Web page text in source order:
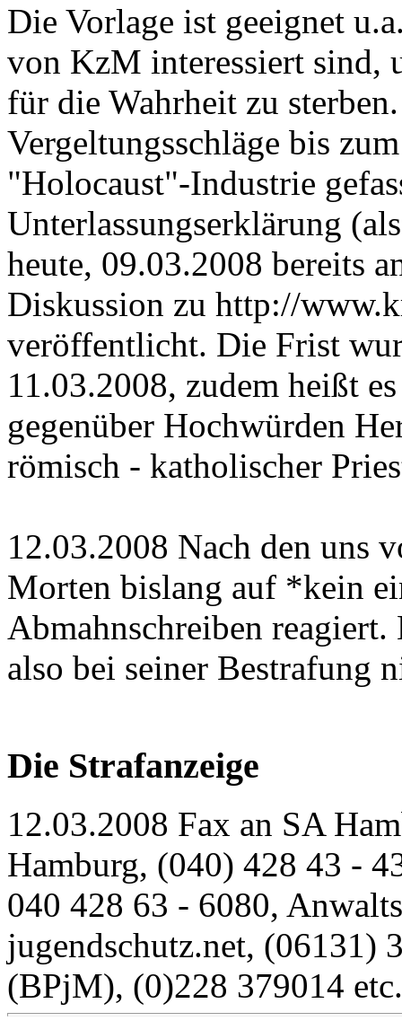
Die Vorlage ist geeignet
von KzM interessiert sind,
für die Wahrheit zu
Vergeltungsschläge bis
"Holocaust"-Industrie
Unterlassungserklärung
heute, 09.03.2008 bereits
Diskussion zu http://
veröffentlicht. Die Frist
11.03.2008, zudem heißt
gegenüber Hochwürden
römisch - katholischer
12.03.2008 Nach den uns
Morten bislang auf *kein
Abmahnschreiben
also bei seiner Bestrafung
Die Strafanzeige
12.03.2008 Fax an SA
Hamburg, (040) 428 43 -
040 428 63 - 6080,
jugendschutz.net, (06131)
(BPjM), (0)228 379014 etc.